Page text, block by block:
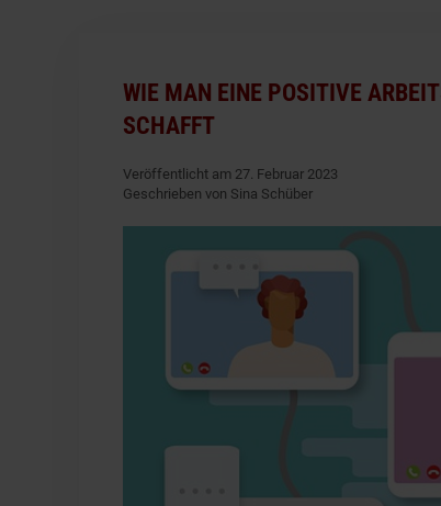
WIE MAN EINE POSITIVE
SCHAFFT
Veröffentlicht am 27. Februar 2023
Geschrieben von Sina Schüber